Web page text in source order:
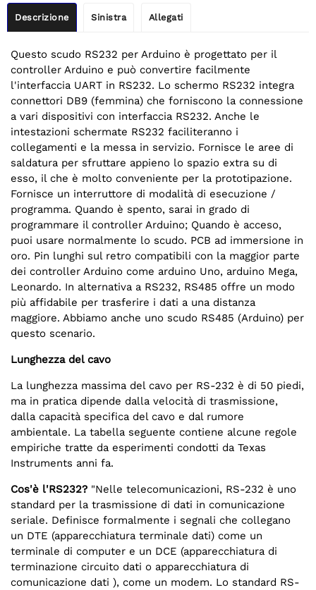
Descrizione Sinistra Allegati
Questo scudo RS232 per Arduino è progettato per il
controller Arduino e può convertire facilmente
l'interfaccia UART in RS232. Lo schermo RS232 integra
connettori DB9 (femmina) che forniscono la connessione
a vari dispositivi con interfaccia RS232. Anche le
intestazioni schermate RS232 faciliteranno i
collegamenti e la messa in servizio. Fornisce le aree di
saldatura per sfruttare appieno lo spazio extra su di
esso, il che è molto conveniente per la prototipazione.
Fornisce un interruttore di modalità di esecuzione /
programma. Quando è spento, sarai in grado di
programmare il controller Arduino; Quando è acceso,
puoi usare normalmente lo scudo. PCB ad immersione in
oro. Pin lunghi sul retro compatibili con la maggior parte
dei controller Arduino come arduino Uno, arduino Mega,
Leonardo. In alternativa a RS232, RS485 offre un modo
più affidabile per trasferire i dati a una distanza
maggiore. Abbiamo anche uno scudo RS485 (Arduino) per
questo scenario.
Lunghezza del cavo
La lunghezza massima del cavo per RS-232 è di 50 piedi,
ma in pratica dipende dalla velocità di trasmissione,
dalla capacità specifica del cavo e dal rumore
ambientale. La tabella seguente contiene alcune regole
empiriche tratte da esperimenti condotti da Texas
Instruments anni fa.
Cos'è l'RS232? "Nelle telecomunicazioni, RS-232 è uno
standard per la trasmissione di dati in comunicazione
seriale. Definisce formalmente i segnali che collegano
un DTE (apparecchiatura terminale dati) come un
terminale di computer e un DCE (apparecchiatura di
terminazione circuito dati o apparecchiatura di
comunicazione dati ), come un modem. Lo standard RS-